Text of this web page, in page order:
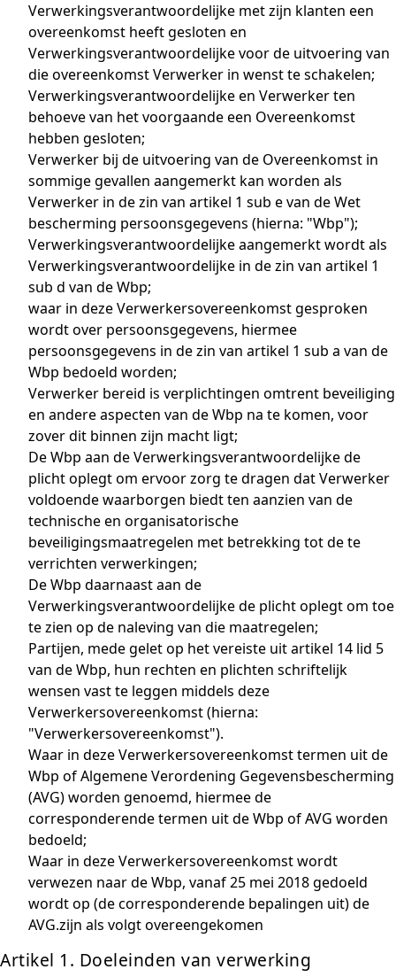
Verwerkingsverantwoordelijke met zijn klanten een
overeenkomst heeft gesloten en
Verwerkingsverantwoordelijke voor de uitvoering van
die overeenkomst Verwerker in wenst te schakelen;
Verwerkingsverantwoordelijke en Verwerker ten
behoeve van het voorgaande een Overeenkomst
hebben gesloten;
Verwerker bij de uitvoering van de Overeenkomst in
sommige gevallen aangemerkt kan worden als
Verwerker in de zin van artikel 1 sub e van de Wet
bescherming persoonsgegevens (hierna: "Wbp");
Verwerkingsverantwoordelijke aangemerkt wordt als
Verwerkingsverantwoordelijke in de zin van artikel 1
sub d van de Wbp;
waar in deze Verwerkersovereenkomst gesproken
wordt over persoonsgegevens, hiermee
persoonsgegevens in de zin van artikel 1 sub a van de
Wbp bedoeld worden;
Verwerker bereid is verplichtingen omtrent beveiliging
en andere aspecten van de Wbp na te komen, voor
zover dit binnen zijn macht ligt;
De Wbp aan de Verwerkingsverantwoordelijke de
plicht oplegt om ervoor zorg te dragen dat Verwerker
voldoende waarborgen biedt ten aanzien van de
technische en organisatorische
beveiligingsmaatregelen met betrekking tot de te
verrichten verwerkingen;
De Wbp daarnaast aan de
Verwerkingsverantwoordelijke de plicht oplegt om toe
te zien op de naleving van die maatregelen;
Partijen, mede gelet op het vereiste uit artikel 14 lid 5
van de Wbp, hun rechten en plichten schriftelijk
wensen vast te leggen middels deze
Verwerkersovereenkomst (hierna:
"Verwerkersovereenkomst").
Waar in deze Verwerkersovereenkomst termen uit de
Wbp of Algemene Verordening Gegevensbescherming
(AVG) worden genoemd, hiermee de
corresponderende termen uit de Wbp of AVG worden
bedoeld;
Waar in deze Verwerkersovereenkomst wordt
verwezen naar de Wbp, vanaf 25 mei 2018 gedoeld
wordt op (de corresponderende bepalingen uit) de
AVG.zijn als volgt overeengekomen
Artikel 1. Doeleinden van verwerking